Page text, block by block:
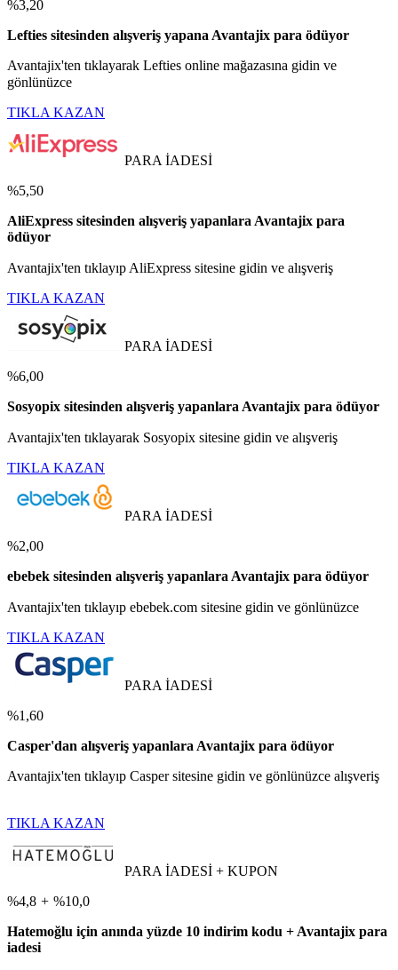
%3,20
Lefties sitesinden alışveriş yapana Avantajix para ödüyor
Avantajix'ten tıklayarak Lefties online mağazasına gidin ve
gönlünüzce
TIKLA KAZAN
PARA İADESİ
%5,50
AliExpress sitesinden alışveriş yapanlara Avantajix para
ödüyor
Avantajix'ten tıklayıp AliExpress sitesine gidin ve alışveriş
TIKLA KAZAN
PARA İADESİ
%6,00
Sosyopix sitesinden alışveriş yapanlara Avantajix para ödüyor
Avantajix'ten tıklayarak Sosyopix sitesine gidin ve alışveriş
TIKLA KAZAN
PARA İADESİ
%2,00
ebebek sitesinden alışveriş yapanlara Avantajix para ödüyor
Avantajix'ten tıklayıp ebebek.com sitesine gidin ve gönlünüzce
TIKLA KAZAN
PARA İADESİ
%1,60
Casper'dan alışveriş yapanlara Avantajix para ödüyor
Avantajix'ten tıklayıp Casper sitesine gidin ve gönlünüzce alışveriş
TIKLA KAZAN
PARA İADESİ + KUPON
%4,8 + %10,0
Hatemoğlu için anında yüzde 10 indirim kodu + Avantajix para
iadesi